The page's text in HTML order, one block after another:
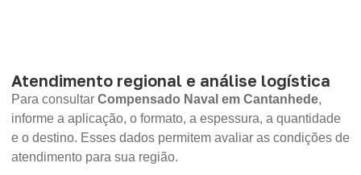
Atendimento regional e análise logística
Para consultar Compensado Naval em Cantanhede,
informe a aplicação, o formato, a espessura, a quantidade
e o destino. Esses dados permitem avaliar as condições de
atendimento para sua região.